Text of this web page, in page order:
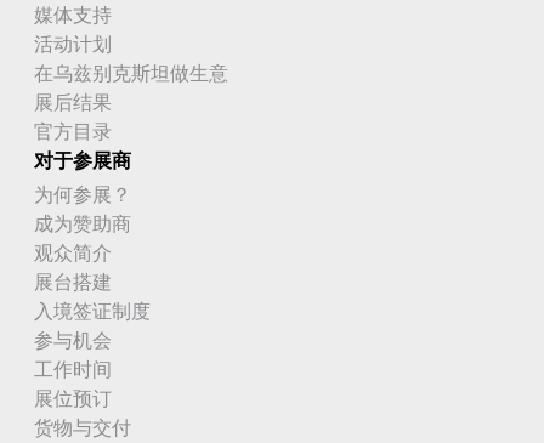
媒体支持
活动计划
在乌兹别克斯坦做生意
展后结果
官方目录
对于参展商
为何参展？
成为赞助商
观众简介
展台搭建
入境签证制度
参与机会
工作时间
展位预订
货物与交付